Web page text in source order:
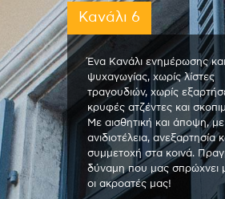
Κανάλι 6
Ένα Κανάλι ενημέρωσης και
ψυχαγωγίας, χωρίς λίστες
τραγουδιών, χωρίς
κρυφές ατζέντες και
Με αισθητική και άποψη, με
ανιδιοτέλεια, ανεξαρτησία
συμμετοχή στα κοινά.
δύναμη που μας σπρώχνει
οι ακροατές μας!